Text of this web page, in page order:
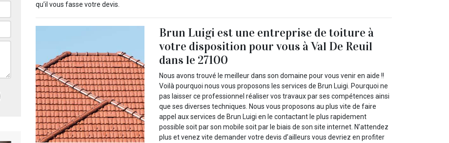
qu’il vous fasse votre devis.
Brun Luigi est une entreprise de toiture à
votre disposition pour vous à Val De Reuil
dans le 27100
Nous avons trouvé le meilleur dans son domaine pour vous venir en aide !!
Voilà pourquoi nous vous proposons les services de Brun Luigi. Pourquoi ne
pas laisser ce professionnel réaliser vos travaux par ses compétences ainsi
que ses diverses techniques. Nous vous proposons au plus vite de faire
appel aux services de Brun Luigi en le contactant le plus rapidement
possible soit par son mobile soit par le biais de son site internet. N’attendez
plus et venez vite demander votre devis d’ailleurs vous devriez en profiter